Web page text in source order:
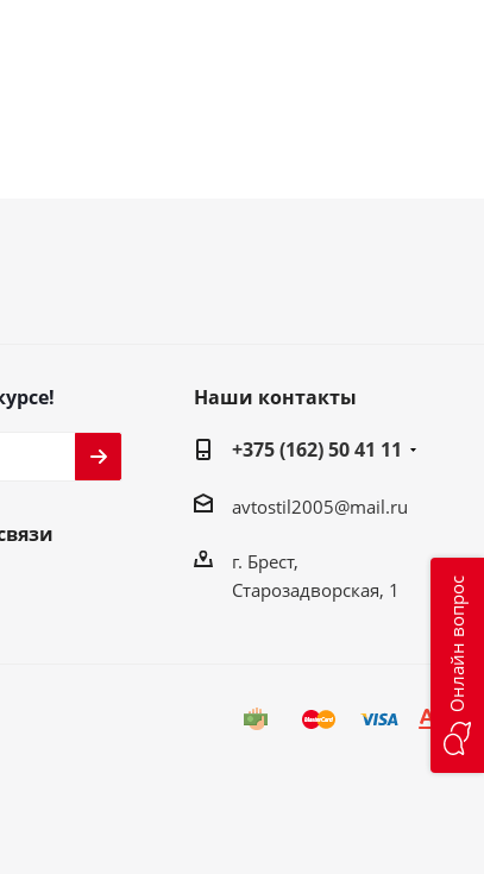
Наши контакты
+375 (162) 50 41 11
avtostil2005@mail.ru
г. Брест,
Старозадворская, 1
Онлайн вопрос